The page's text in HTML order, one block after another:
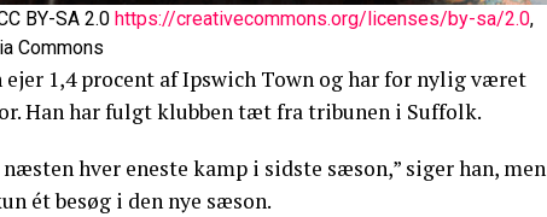
BY-SA 2.0 https://creativecommons.org/licenses/by-sa/2.0,
Commons
ejer 1,4 procent af Ipswich Town og har for nylig været
Han har fulgt klubben tæt fra tribunen i Suffolk.
hver eneste kamp i sidste sæson,” siger han, men
ét besøg i den nye sæson.